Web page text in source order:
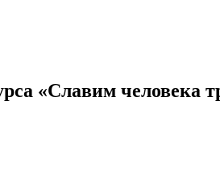
«Славим человека